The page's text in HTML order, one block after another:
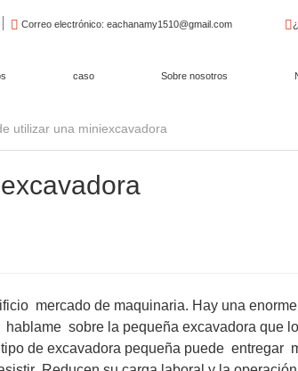
caso Sobre nosotros
Correo electrónico: eachanamy1510@gmail.com
utilizar una miniexcavadora
mercado de maquinaria. Hay una enorme
hablame sobre la pequeña excavadora que
de excavadora pequeña puede entregar